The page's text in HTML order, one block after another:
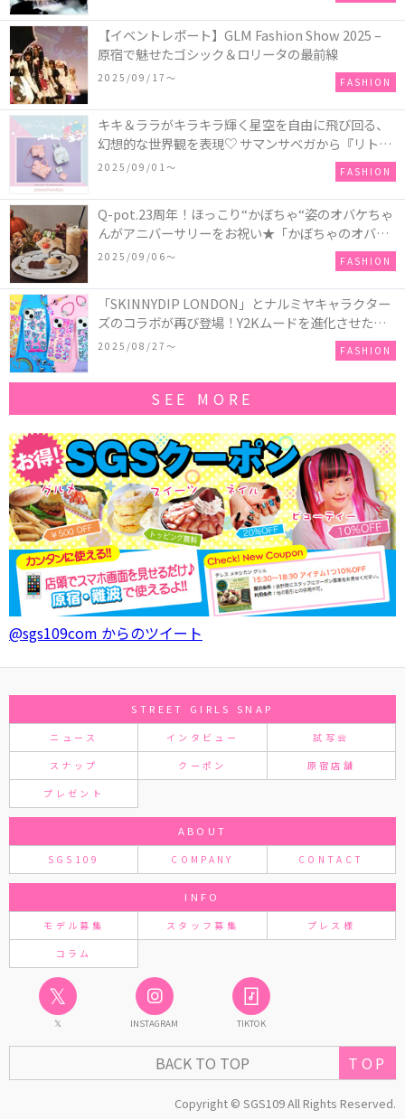
【イベントレポート】GLM Fashion Show 2025 –
原宿で魅せたゴシック＆ロリータの最前線
2025/09/17〜 FASHION
キキ＆ララがキラキラ輝く星空を自由に飛び回る、
幻想的な世界観を表現♡ サマンサベガから『リトル
ツインスターズ』50周年アニバーサリーイヤー』を
2025/09/01〜 FASHION
Q-pot.23周年！ほっこり“かぼちゃ“姿のオバケちゃ
んがアニバーサリーをお祝い★「かぼちゃのオバケ
ーキアクセサリー」が新発売！Q-pot CAFE.では
「かぼちゃのオバケーキプレート」も登場
2025/09/06〜 FASHION
「SKINNYDIP LONDON」とナルミヤキャラクター
ズのコラボが再び登場！Y2Kムードを進化させた新
作コレクションを発売♪
2025/08/27〜 FASHION
SEE MORE
@sgs109com からのツイート
STREET GIRLS SNAP
ニュース インタビュー 試写会
スナップ クーポン 原宿店舗
プレゼント
ABOUT
SGS109 COMPANY CONTACT
INFO
モデル募集 スタッフ募集 プレス様
コラム
𝕏
𝕏 INSTAGRAM TIKTOK
BACK TO TOP
Copyright © SGS109 All Rights Reserved.
TOP